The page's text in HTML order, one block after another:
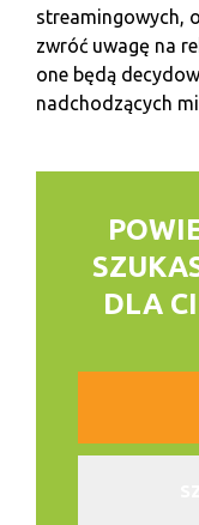
streamingowych,
zwróć uwagę na
one będą
nadchodzących
DLA